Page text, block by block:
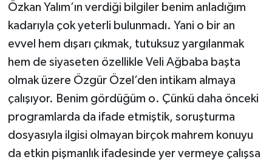
Özkan Yalım’ın verdiği bilgiler benim anladığım
kadarıyla çok yeterli bulunmadı. Yani o bir an
evvel hem dışarı çıkmak, tutuksuz yargılanmak
hem de siyaseten özellikle Veli Ağbaba başta
olmak üzere Özgür Özel’den intikam almaya
çalışıyor. Benim gördüğüm o. Çünkü daha önceki
programlarda da ifade etmiştik, soruşturma
dosyasıyla ilgisi olmayan birçok mahrem konuyu
da etkin pişmanlık ifadesinde yer vermeye çalışsa